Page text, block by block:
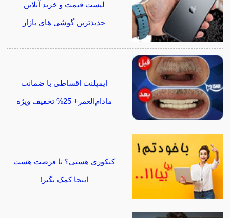
لیست قیمت و خرید آنلاین
جدیدترین گوشی های بازار
ایمپلنت اقساطی با ضمانت
مادام‌العمر+ 25% تخفیف ویژه
کنکوری هستی؟ تا فرصت هست
اینجا کمک بگیر!